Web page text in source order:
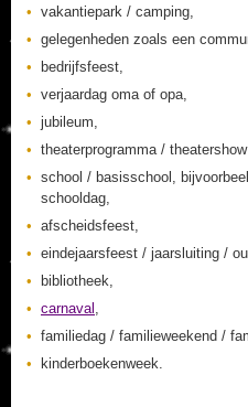
vakantiepark / camping,
gelegenheden zoals een
bedrijfsfeest,
verjaardag oma of opa,
jubileum,
theaterprogramma /
school / basisschool,
schooldag,
afscheidsfeest,
eindejaarsfeest / jaarsluiting /
bibliotheek,
carnaval ,
familiedag / familieweekend /
kinderboekenweek.